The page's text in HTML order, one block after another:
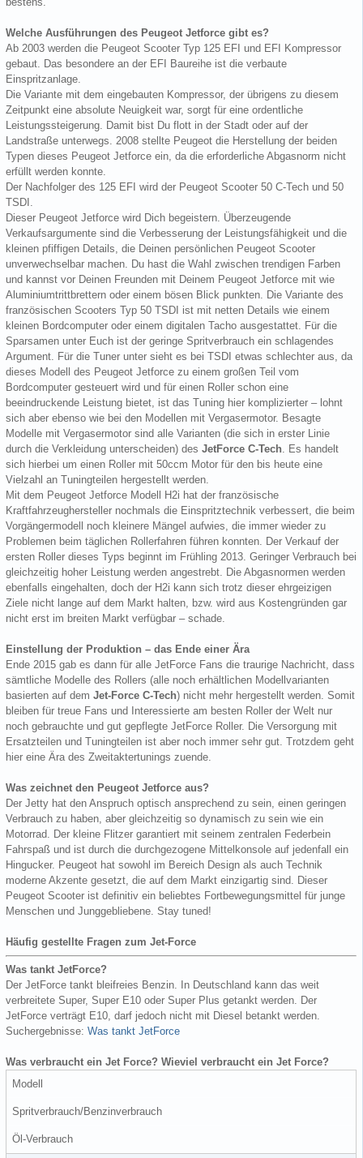
Welche Ausführungen des Peugeot Jetforce gibt es?
Ab 2003 werden die Peugeot Scooter Typ 125 EFI und EFI Kompressor
gebaut. Das besondere an der EFI Baureihe ist die verbaute
Einspritzanlage.
Die Variante mit dem eingebauten Kompressor, der übrigens zu diesem
Zeitpunkt eine absolute Neuigkeit war, sorgt für eine ordentliche
Leistungssteigerung. Damit bist Du flott in der Stadt oder auf der
Landstraße unterwegs. 2008 stellte Peugeot die Herstellung der beiden
Typen dieses Peugeot Jetforce ein, da die erforderliche Abgasnorm nicht
erfüllt werden konnte.
Der Nachfolger des 125 EFI wird der Peugeot Scooter 50 C-Tech und 50
TSDI.
Dieser Peugeot Jetforce wird Dich begeistern. Überzeugende
Verkaufsargumente sind die Verbesserung der Leistungsfähigkeit und die
kleinen pfiffigen Details, die Deinen persönlichen Peugeot Scooter
unverwechselbar machen. Du hast die Wahl zwischen trendigen Farben
und kannst vor Deinen Freunden mit Deinem Peugeot Jetforce mit wie
Aluminiumtrittbrettern oder einem bösen Blick punkten. Die Variante des
französischen Scooters Typ 50 TSDI ist mit netten Details wie einem
kleinen Bordcomputer oder einem digitalen Tacho ausgestattet. Für die
Sparsamen unter Euch ist der geringe Spritverbrauch ein schlagendes
Argument. Für die Tuner unter sieht es bei TSDI etwas schlechter aus, da
dieses Modell des Peugeot Jetforce zu einem großen Teil vom
Bordcomputer gesteuert wird und für einen Roller schon eine
beeindruckende Leistung bietet, ist das Tuning hier komplizierter – lohnt
sich aber ebenso wie bei den Modellen mit Vergasermotor. Besagte
Modelle mit Vergasermotor sind alle Varianten (die sich in erster Linie
durch die Verkleidung unterscheiden) des JetForce C-Tech. Es handelt
sich hierbei um einen Roller mit 50ccm Motor für den bis heute eine
Vielzahl an Tuningteilen hergestellt werden.
Mit dem Peugeot Jetforce Modell H2i hat der französische
Kraftfahrzeughersteller nochmals die Einspritztechnik verbessert, die beim
Vorgängermodell noch kleinere Mängel aufwies, die immer wieder zu
Problemen beim täglichen Rollerfahren führen konnten. Der Verkauf der
ersten Roller dieses Typs beginnt im Frühling 2013. Geringer Verbrauch bei
gleichzeitig hoher Leistung werden angestrebt. Die Abgasnormen werden
ebenfalls eingehalten, doch der H2i kann sich trotz dieser ehrgeizigen
Ziele nicht lange auf dem Markt halten, bzw. wird aus Kostengründen gar
nicht erst im breiten Markt verfügbar – schade.
Einstellung der Produktion – das Ende einer Ära
Ende 2015 gab es dann für alle JetForce Fans die traurige Nachricht, dass
sämtliche Modelle des Rollers (alle noch erhältlichen Modellvarianten
basierten auf dem Jet-Force C-Tech) nicht mehr hergestellt werden. Somit
bleiben für treue Fans und Interessierte am besten Roller der Welt nur
noch gebrauchte und gut gepflegte JetForce Roller. Die Versorgung mit
Ersatzteilen und Tuningteilen ist aber noch immer sehr gut. Trotzdem geht
hier eine Ära des Zweitaktertunings zuende.
Was zeichnet den Peugeot Jetforce aus?
Der Jetty hat den Anspruch optisch ansprechend zu sein, einen geringen
Verbrauch zu haben, aber gleichzeitig so dynamisch zu sein wie ein
Motorrad. Der kleine Flitzer garantiert mit seinem zentralen Federbein
Fahrspaß und ist durch die durchgezogene Mittelkonsole auf jedenfall ein
Hingucker. Peugeot hat sowohl im Bereich Design als auch Technik
moderne Akzente gesetzt, die auf dem Markt einzigartig sind. Dieser
Peugeot Scooter ist definitiv ein beliebtes Fortbewegungsmittel für junge
Menschen und Junggebliebene. Stay tuned!
Häufig gestellte Fragen zum Jet-Force
Was tankt JetForce?
Der JetForce tankt bleifreies Benzin. In Deutschland kann das weit
verbreitete Super, Super E10 oder Super Plus getankt werden. Der
JetForce verträgt E10, darf jedoch nicht mit Diesel betankt werden.
Suchergebnisse: Was tankt JetForce
Was verbraucht ein Jet Force? Wieviel verbraucht ein Jet Force?
Modell
Spritverbrauch/Benzinverbrauch
Öl-Verbrauch